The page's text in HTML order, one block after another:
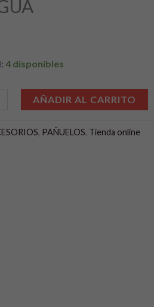
4 disponibles
AÑADIR AL CARRITO
, PAÑUELOS, Tienda online